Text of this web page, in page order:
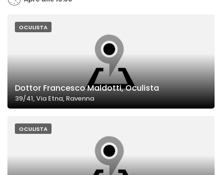
OCULISTA
Dottor Francesco Maldotti, Oculista
39/41, Via Etna, Ravenna
OCULISTA